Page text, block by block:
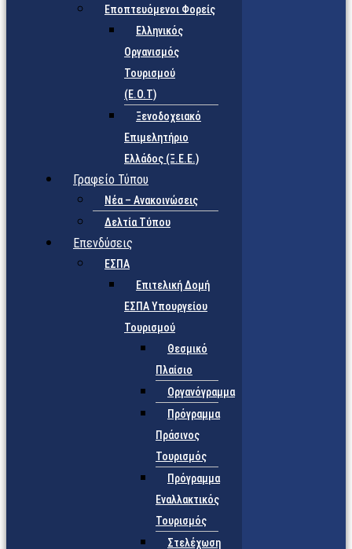
Εποπτευόμενοι Φορείς
Eλληνικός
Οργανισμός
Τουρισμού
(Ε.Ο.Τ)
Ξενοδοχειακό
Επιμελητήριο
Ελλάδος (Ξ.Ε.Ε.)
Γραφείο Τύπου
Νέα – Ανακοινώσεις
Δελτία Τύπου
Επενδύσεις
ΕΣΠΑ
Επιτελική Δομή
ΕΣΠΑ Υπουργείου
Τουρισμού
Θεσμικό
Πλαίσιο
Οργανόγραμμα
Πρόγραμμα
Πράσινος
Τουρισμός
Πρόγραμμα
Εναλλακτικός
Τουρισμός
Στελέχωση